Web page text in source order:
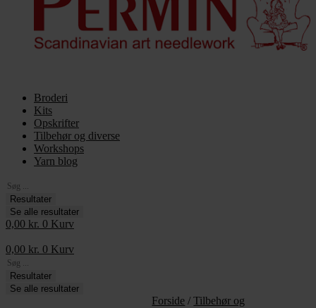
Broderi
Kits
Opskrifter
Tilbehør og diverse
Workshops
Yarn blog
Search
...Resultater
Se alle resultater
0,00 kr. 0 Kurv
0,00 kr. 0 Kurv
Search
...Resultater
Se alle resultater
Forside /Tilbehør og